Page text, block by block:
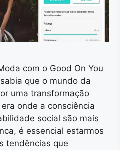
com o Good On You
que o mundo da
uma transformação
onde a consciência
social são mais
é essencial estarmos
tendências que